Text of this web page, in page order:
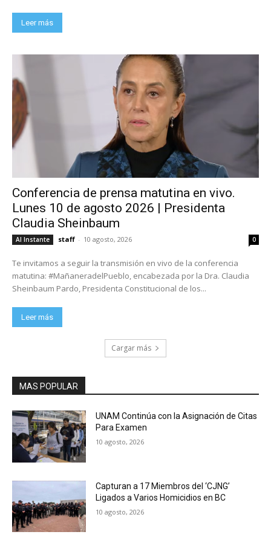
Leer más
Conferencia de prensa matutina en vivo.
Lunes 10 de agosto 2026 | Presidenta
Claudia Sheinbaum
Al Instante staff - 10 agosto, 2026 0
Te invitamos a seguir la transmisión en vivo de la conferencia
matutina: #MañaneradelPueblo, encabezada por la Dra. Claudia
Sheinbaum Pardo, Presidenta Constitucional de los...
Leer más
Cargar más
MAS POPULAR
UNAM Continúa con la Asignación de Citas
Para Examen
10 agosto, 2026
Capturan a 17 Miembros del ‘CJNG’
Ligados a Varios Homicidios en BC
10 agosto, 2026